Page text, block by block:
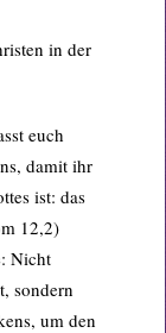
in der
euch
damit ihr
ist: das
12,2)
Nicht
sondern
um den